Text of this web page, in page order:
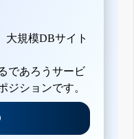
大規模DBサイト
であろうサービ
ジションです。